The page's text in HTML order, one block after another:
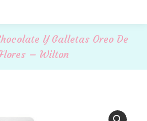
Y Galletas Oreo De
– Wilton